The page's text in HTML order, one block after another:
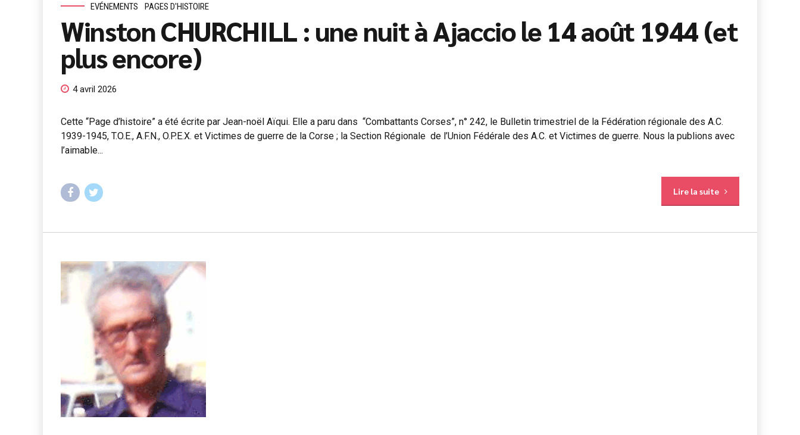
EVÉNEMENTS PAGES D'HISTOIRE
Winston CHURCHILL : une nuit à Ajaccio le 14 août 1944 (et
plus encore)
4 avril 2026
Cette “Page d’histoire” a été écrite par Jean-noël Aïqui. Elle a paru dans “Combattants Corses”, n° 242, le Bulletin trimestriel de la Fédération régionale des A.C.
1939-1945, T.O.E., A.F.N., O.P.E.X. et Victimes de guerre de la Corse ; la Section Régionale de l’Union Fédérale des A.C. et Victimes de guerre. Nous la publions avec
l’aimable...
Lire la suite